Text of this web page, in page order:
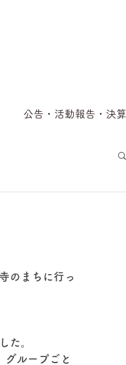
公告・活動報告・決
のまちに行っ
た。
グループごと